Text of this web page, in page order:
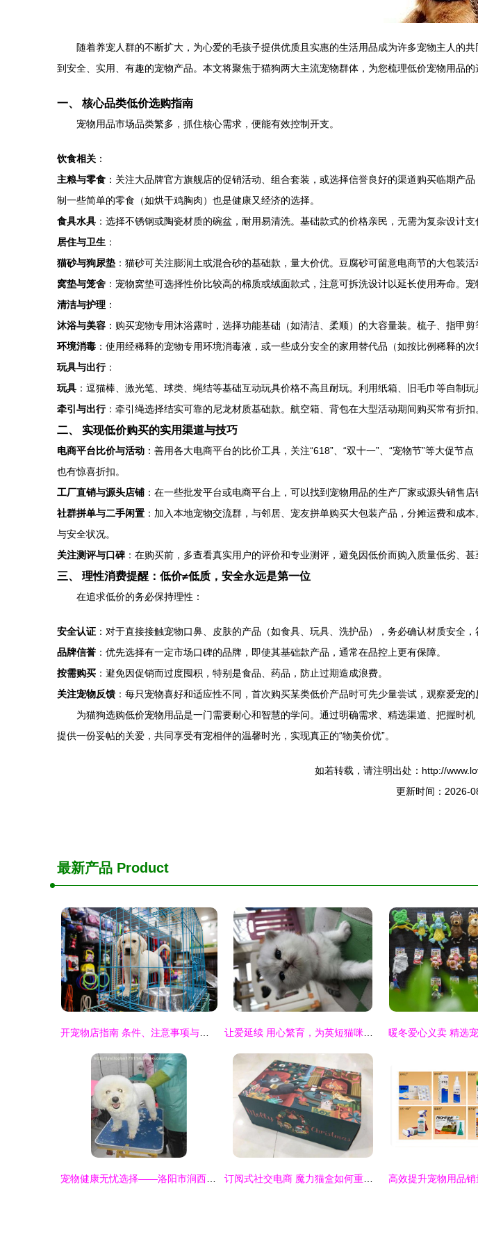
随着养宠人群的不断扩大，为心爱的毛孩子提供优质且实惠的生活用品成为许多宠物主人的
到安全、实用、有趣的宠物产品。本文将聚焦于猫狗两大主流宠物群体，为您梳理低价宠物用品
一、 核心品类低价选购指南
宠物用品市场品类繁多，抓住核心需求，便能有效控制开支。
饮食相关 ：
主粮与零食 ：关注大品牌官方旗舰店的促销活动、组合套装，或选择信誉良好的渠道购买临期产
制一些简单的零食（如烘干鸡胸肉）也是健康又经济的选择。
食具水具 ：选择不锈钢或陶瓷材质的碗盆，耐用易清洗。基础款式的价格亲民，无需为复杂设计
居住与卫生 ：
猫砂与狗尿垫 ：猫砂可关注膨润土或混合砂的基础款，量大价优。豆腐砂可留意电商节的大包装
窝垫与笼舍 ：宠物窝垫可选择性价比较高的棉质或绒面款式，注意可拆洗设计以延长使用寿命。
清洁与护理 ：
沐浴与美容 ：购买宠物专用沐浴露时，选择功能基础（如清洁、柔顺）的大容量装。梳子、指甲剪
环境消毒 ：使用经稀释的宠物专用环境消毒液，或一些成分安全的家用替代品（如按比例稀释的次
玩具与出行：
玩具 ：逗猫棒、激光笔、球类、绳结等基础互动玩具价格不高且耐玩。利用纸箱、旧毛巾等自制玩
牵引与出行：牵引绳选择结实可靠的尼龙材质基础款。航空箱、背包在大型活动期间购买常有折扣
二、 实现低价购买的实用渠道与技巧
电商平台比价与活动 ：善用各大电商平台的比价工具，关注“618”、“双十一”、“宠物节”等大促
也有惊喜折扣。
工厂直销与源头店铺 ：在一些批发平台或电商平台上，可以找到宠物用品的生产厂家或源头销售
社群拼单与二手闲置 ：加入本地宠物交流群，与邻居、宠友拼单购买大包装产品，分摊运费和成
与安全状况。
关注测评与口碑 ：在购买前，多查看真实用户的评价和专业测评，避免因低价而购入质量低劣、
三、 理性消费提醒：低价≠低质，安全永远是第一位
在追求低价的务必保持理性：
安全认证 ：对于直接接触宠物口鼻、皮肤的产品（如食具、玩具、洗护品），务必确认材质安全，
品牌信誉 ：优先选择有一定市场口碑的品牌，即使其基础款产品，通常在品控上更有保障。
按需购买 ：避免因促销而过度囤积，特别是食品、药品，防止过期造成浪费。
关注宠物反馈 ：每只宠物喜好和适应性不同，首次购买某类低价产品时可先少量尝试，观察爱宠的
为猫狗选购低价宠物用品是一门需要耐心和智慧的学问。通过明确需求、精选渠道、把握时
提供一份妥帖的关爱，共同享受有宠相伴的温馨时光，实现真正的“物美价优”。
如若转载，请注明出处：http://
更新时间：2026-
最新产品 Product